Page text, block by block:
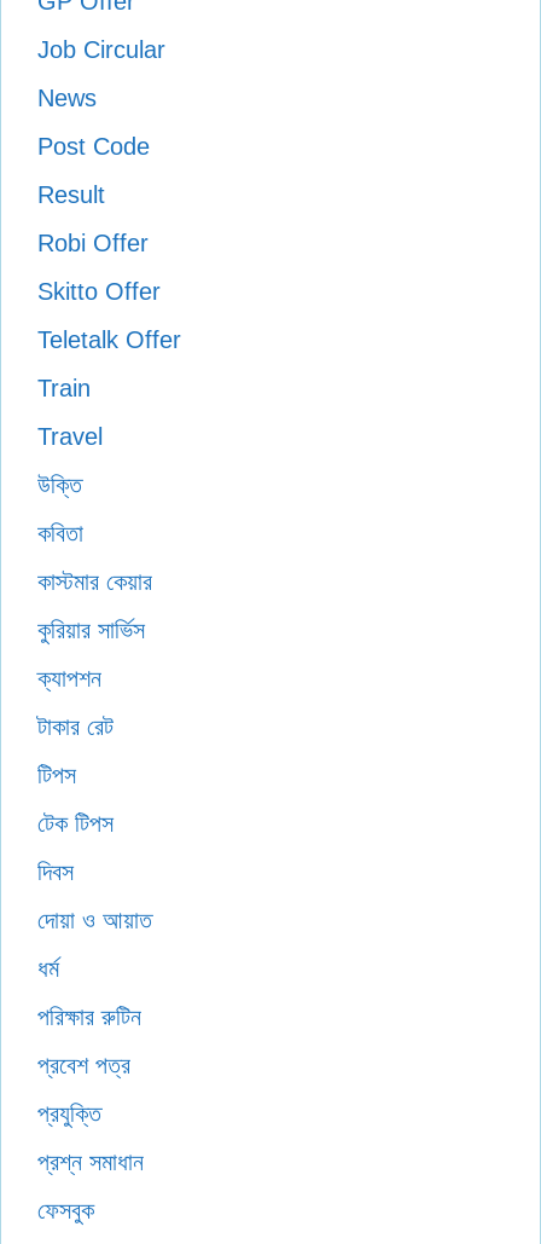
Job Circular
News
Post Code
Result
Robi Offer
Skitto Offer
Teletalk Offer
Train
Travel
উক্তি
কবিতা
কাস্টমার কেয়ার
কুরিয়ার সার্ভিস
ক্যাপশন
টাকার রেট
টিপস
টেক টিপস
দিবস
দোয়া ও আয়াত
ধর্ম
পরিক্ষার রুটিন
প্রবেশ পত্র
প্রযুক্তি
প্রশ্ন সমাধান
ফেসবুক